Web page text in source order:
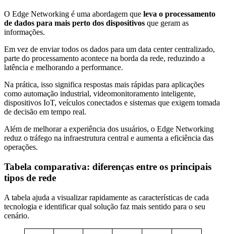
O Edge Networking é uma abordagem que leva o processamento
de dados para mais perto dos dispositivos que geram as
informações.
Em vez de enviar todos os dados para um data center centralizado,
parte do processamento acontece na borda da rede, reduzindo a
latência e melhorando a performance.
Na prática, isso significa respostas mais rápidas para aplicações
como automação industrial, videomonitoramento inteligente,
dispositivos IoT, veículos conectados e sistemas que exigem tomada
de decisão em tempo real.
Além de melhorar a experiência dos usuários, o Edge Networking
reduz o tráfego na infraestrutura central e aumenta a eficiência das
operações.
Tabela comparativa: diferenças entre os principais
tipos de rede
A tabela ajuda a visualizar rapidamente as características de cada
tecnologia e identificar qual solução faz mais sentido para o seu
cenário.